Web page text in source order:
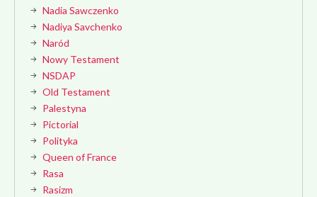
Nadia Sawczenko
Nadiya Savchenko
Naród
Nowy Testament
NSDAP
Old Testament
Palestyna
Pictorial
Polityka
Queen of France
Rasa
Rasizm